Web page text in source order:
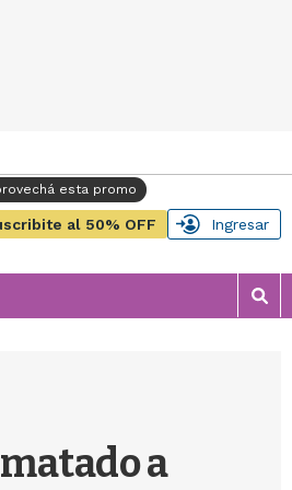
al 50% OFF Ingresar
M
o
a